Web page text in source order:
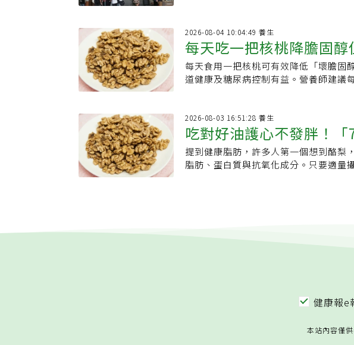
2026-08-04 10:04:49 養生
每天吃一把核桃降膽固
反有助控制體重
每天食用一把核桃可有效降低「壞膽固
道健康及糖尿病控制有益。營養師建議
2026-08-03 16:51:28 養生
吃對好油護心不發胖！
梨不是唯一選擇
提到健康脂肪，許多人第一個想到酪梨
脂肪、蛋白質與抗氧化成分。只要適量
健康報e
本站內容僅